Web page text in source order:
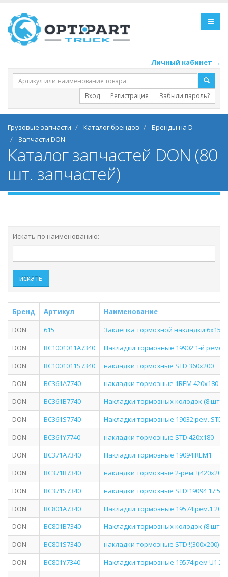
Личный кабинет →
Вход Регистрация Забыли пароль?
Грузовые запчасти Каталог брендов
Бренды на D
Запчасти DON
Каталог запчастей DON (80
шт. запчастей)
Искать по наименованию:
искать
Бренд Артикул
Наименование
DON
615
Заклепка тормозной накладки
DON
BC1001011A7340
Накладки тормозные 19902 1-й
DON
BC1001011S7340
накладки тормозные STD 360х200
DON
BC361A7740
накладки тормозные 1REM 420х180
DON
BC361B7740
Накладки тормозных колодок (8 шт.)
DON
BC361S7740
Накладки тормозные 19032 рем. STD
DON
BC361Y7740
накладки тормозные STD 420х180
DON
BC371A7340
Накладки тормозные 19094 REM1
DON
BC371B7340
накладки тормозные 2-рем. !(420x200)
DON
BC371S7340
накладки тормозные STD!19094 17.5-
DON
BC801A7340
Накладки тормозные 19574 рем.1
DON
BC801B7340
Накладки тормозных колодок (8 шт.)
DON
BC801S7340
накладки тормозные STD !(300x200)
DON
BC801Y7340
Накладки тормозные 19574 рем U1